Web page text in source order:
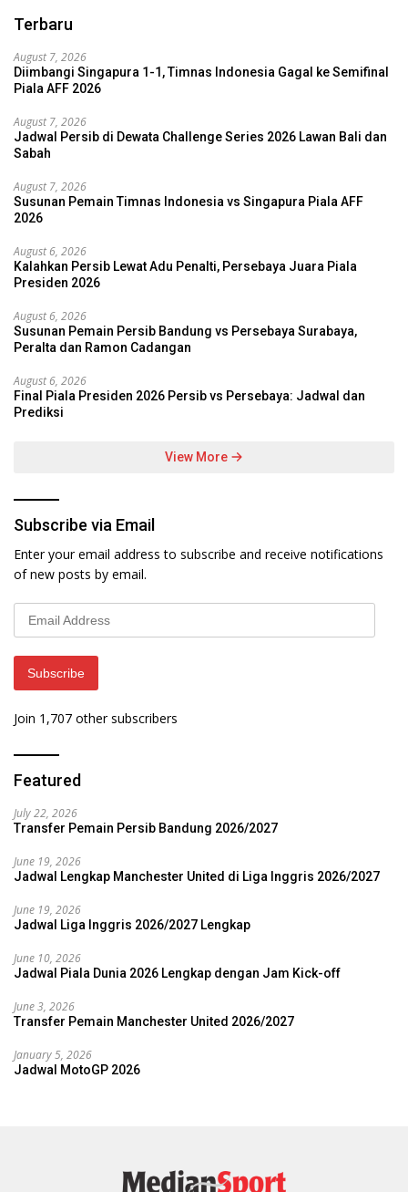
Terbaru
August 7, 2026
Diimbangi Singapura 1-1, Timnas Indonesia Gagal ke Semifinal
Piala AFF 2026
August 7, 2026
Jadwal Persib di Dewata Challenge Series 2026 Lawan Bali dan
Sabah
August 7, 2026
Susunan Pemain Timnas Indonesia vs Singapura Piala AFF
2026
August 6, 2026
Kalahkan Persib Lewat Adu Penalti, Persebaya Juara Piala
Presiden 2026
August 6, 2026
Susunan Pemain Persib Bandung vs Persebaya Surabaya,
Peralta dan Ramon Cadangan
August 6, 2026
Final Piala Presiden 2026 Persib vs Persebaya: Jadwal dan
Prediksi
View More
Subscribe via Email
Enter your email address to subscribe and receive notifications
of new posts by email.
Email
Address
Subscribe
Join 1,707 other subscribers
Featured
July 22, 2026
Transfer Pemain Persib Bandung 2026/2027
June 19, 2026
Jadwal Lengkap Manchester United di Liga Inggris 2026/2027
June 19, 2026
Jadwal Liga Inggris 2026/2027 Lengkap
June 10, 2026
Jadwal Piala Dunia 2026 Lengkap dengan Jam Kick-off
June 3, 2026
Transfer Pemain Manchester United 2026/2027
January 5, 2026
Jadwal MotoGP 2026